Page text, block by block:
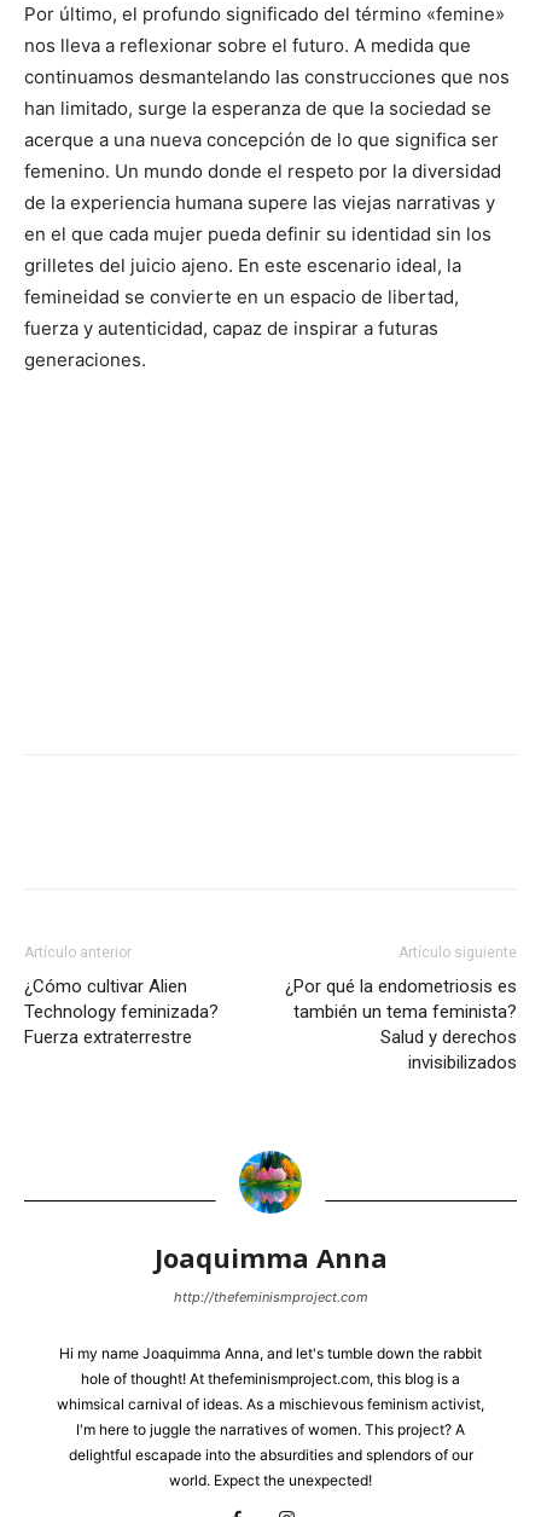
Por último, el profundo significado del término «femine»
nos lleva a reflexionar sobre el futuro. A medida que
continuamos desmantelando las construcciones que nos
han limitado, surge la esperanza de que la sociedad se
acerque a una nueva concepción de lo que significa ser
femenino. Un mundo donde el respeto por la diversidad
de la experiencia humana supere las viejas narrativas y
en el que cada mujer pueda definir su identidad sin los
grilletes del juicio ajeno. En este escenario ideal, la
femineidad se convierte en un espacio de libertad,
fuerza y autenticidad, capaz de inspirar a futuras
generaciones.
Artículo anterior
¿Cómo cultivar Alien
Technology feminizada?
Fuerza extraterrestre
Artículo siguiente
¿Por qué la endometriosis es
también un tema feminista?
Salud y derechos
invisibilizados
Joaquimma Anna
http://thefeminismproject.com
Hi my name Joaquimma Anna, and let's tumble down the rabbit
hole of thought! At thefeminismproject.com, this blog is a
whimsical carnival of ideas. As a mischievous feminism activist,
I'm here to juggle the narratives of women. This project? A
delightful escapade into the absurdities and splendors of our
world. Expect the unexpected!